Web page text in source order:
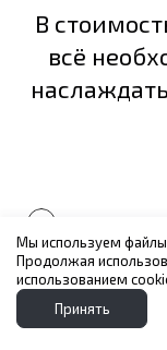
В
всё
Стильный и
Мы используем
Продолжая
использованием
Принять